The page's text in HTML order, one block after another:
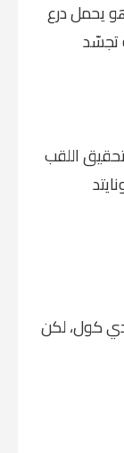
يحمل درع
تجسّد
اللقب
كول، لكن